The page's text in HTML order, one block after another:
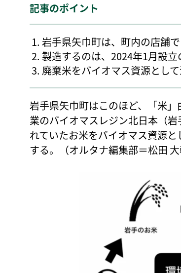
記事のポイント
岩手県矢巾町は、町内の店舗
製造するのは、2024年1月設
廃棄米をバイオマス資源とし
岩手県矢巾町はこのほど、「米
業のバイオマスレジン北日本（
れていたお米をバイオマス資源
する。（オルタナ編集部＝松田 大